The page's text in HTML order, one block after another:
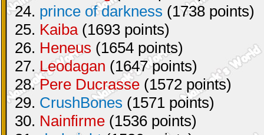
24. prince of darkness (1738 points)
25. Kaiba(1693 points)
26. Heneus (1654 points)
27. Leodagan (1647 points)
28.Pere Ducrasse (1572 points)
29. CrushBones (1571 points)
30. Nainfirme (1536 points)